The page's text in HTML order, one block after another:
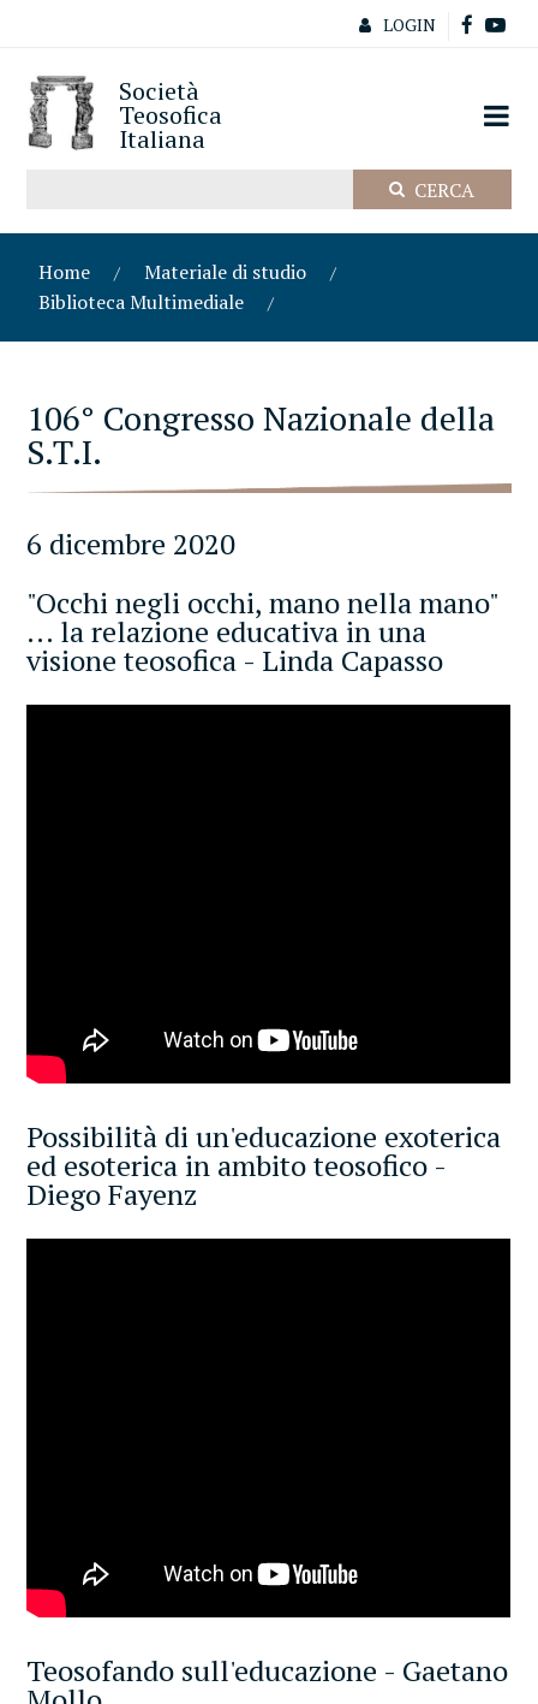
LOGIN
Società
Teosofica
Italiana
Home
Materiale di studio
Biblioteca Multimediale
106° Congresso Nazionale della
S.T.I.
6 dicembre 2020
"Occhi negli occhi, mano nella mano"
... la relazione educativa in una
visione teosofica - Linda Capasso
Possibilità di un'educazione exoterica
ed esoterica in ambito teosofico -
Diego Fayenz
Teosofando sull'educazione - Gaetano